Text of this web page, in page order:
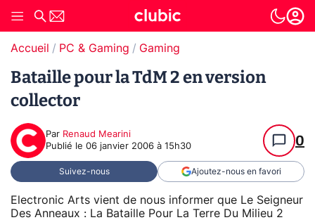
Accueil PC & Gaming Gaming
Bataille pour la TdM 2 en version
collector
Par Renaud Mearini
Publié le 06 janvier 2006 à 15h30 0
Suivez-nous Ajoutez-nous en favori
Electronic Arts vient de nous informer que Le Seigneur
Des Anneaux : La Bataille Pour La Terre Du Milieu 2